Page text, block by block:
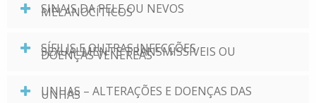
SINAIS DA PELE OU NEVOS
MELANOCÍTICOS
SÍFILIS E OUTRAS INFECÇÕES
SEXUALMENTE TRANSMISSÍVEIS OU
DOENÇAS VENÉREAS
UNHAS – ALTERAÇÕES E DOENÇAS DAS
UNHAS